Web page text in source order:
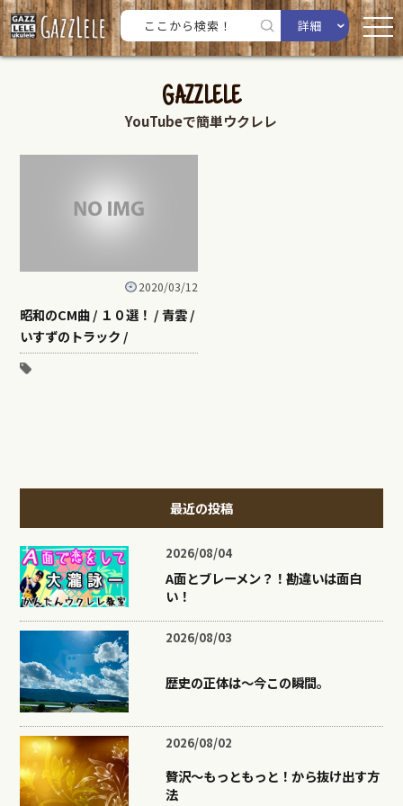
詳細
GAZZLELE
YouTubeで簡単ウクレレ
2020/03/12
昭和のCM曲 / １０選！ / 青雲 /
いすずのトラック /
最近の投稿
2026/08/04
A面とブレーメン？！勘違いは面白
い！
2026/08/03
歴史の正体は〜今この瞬間。
2026/08/02
贅沢〜もっともっと！から抜け出す方
法